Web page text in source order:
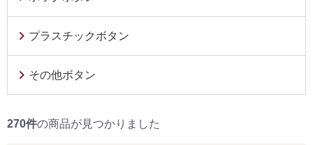
プラスチックボタン
その他ボタン
270件の商品が見つかりました